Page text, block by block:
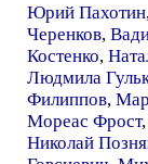
Юрий Пахотин
Черенков,
Костенко,
Людмила
Филиппов,
Мореас Фрост,
Николай